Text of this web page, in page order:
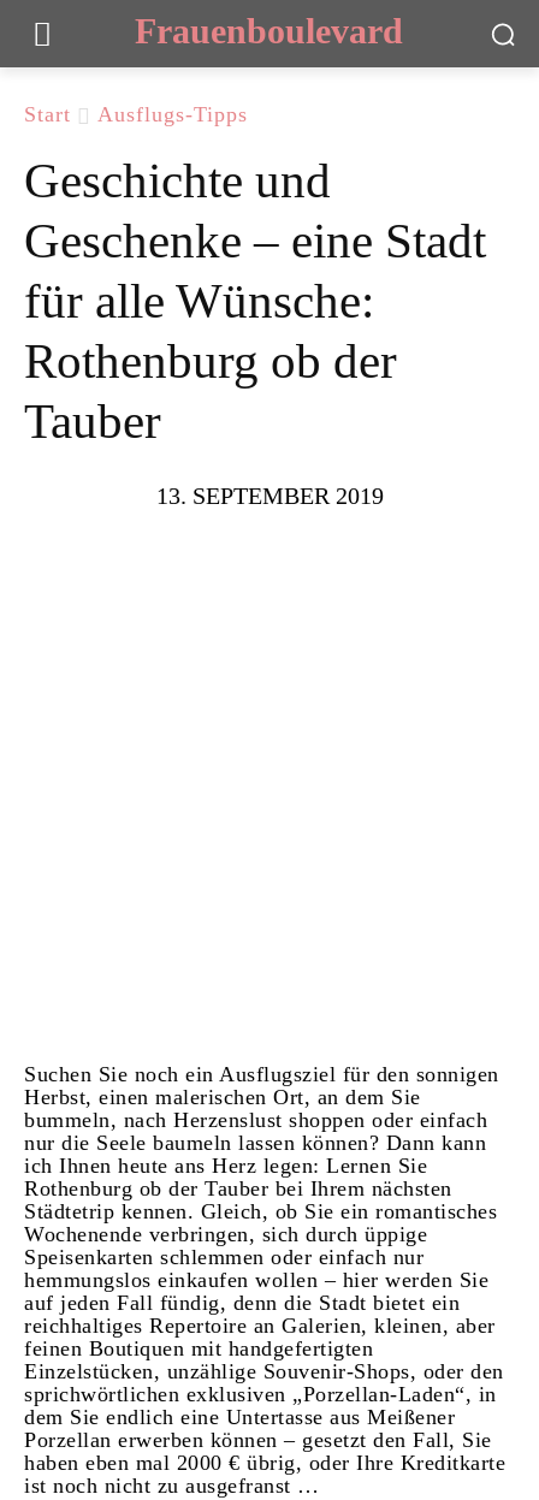
Frauenboulevard
Start Ausflugs-Tipps
Geschichte und
Geschenke – eine Stadt
für alle Wünsche:
Rothenburg ob der
Tauber
13. SEPTEMBER 2019
Suchen Sie noch ein Ausflugsziel für den sonnigen
Herbst, einen malerischen Ort, an dem Sie
bummeln, nach Herzenslust shoppen oder einfach
nur die Seele baumeln lassen können? Dann kann
ich Ihnen heute ans Herz legen: Lernen Sie
Rothenburg ob der Tauber bei Ihrem nächsten
Städtetrip kennen. Gleich, ob Sie ein romantisches
Wochenende verbringen, sich durch üppige
Speisenkarten schlemmen oder einfach nur
hemmungslos einkaufen wollen – hier werden Sie
auf jeden Fall fündig, denn die Stadt bietet ein
reichhaltiges Repertoire an Galerien, kleinen, aber
feinen Boutiquen mit handgefertigten
Einzelstücken, unzählige Souvenir-Shops, oder den
sprichwörtlichen exklusiven „Porzellan-Laden“, in
dem Sie endlich eine Untertasse aus Meißener
Porzellan erwerben können – gesetzt den Fall, Sie
haben eben mal 2000 € übrig, oder Ihre Kreditkarte
ist noch nicht zu ausgefranst …